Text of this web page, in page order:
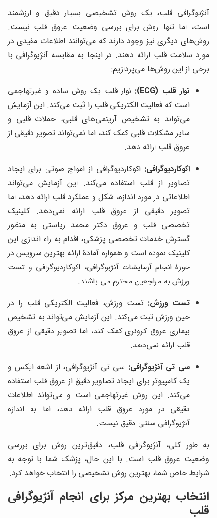
آنژیوگرافی قلب، یک روش تشخیصی بسیار دقیق و ارزشمند
است، اما تنها روش برای بررسی وضعیت عروق قلب نیست.
روش‌های دیگری نیز وجود دارند که می‌توانند اطلاعات مفیدی در
مورد سلامت قلب ارائه دهند. در اینجا به مقایسه آنژیوگرافی با
برخی از این روش‌ها می‌پردازیم:
نوار قلب (ECG):
نوار قلب یک روش ساده و غیرتهاجمی
است که فعالیت الکتریکی قلب را ثبت می‌کند. این آزمایش
می‌تواند به تشخیص آریتمی‌های قلبی، حملات قلبی و
سایر مشکلات قلبی کمک کند، اما نمی‌تواند تصویر دقیقی از
عروق قلب ارائه دهد.
اکوکاردیوگرافی: اکوکاردیوگرافی از امواج صوتی برای ایجاد
تصاویر از قلب استفاده می‌کند. این آزمایش می‌تواند
اطلاعاتی در مورد اندازه، شکل و عملکرد قلب ارائه دهد، اما
تصویر دقیقی از عروق قلب ارائه نمی‌دهد. کلینیک
تخصصی قلب و عروق دکتر محمد ریاستی به منظور
گسترش خدمات تخصصی پزشکی، اقدام به راه اندازی این
کلینیک نموده است و همواره آمادۀ ارائه بهترین سرویس در
حوزۀ انجام آزمایشات آنژیوگرافی، اکوکاردیوگرافی و تست
ورزش به مراجعین محترم می باشند.
تست ورزش: تست ورزش، فعالیت الکتریکی قلب را در
حین ورزش ثبت می‌کند. این آزمایش می‌تواند به تشخیص
بیماری عروق کرونری کمک کند، اما تصویر دقیقی از عروق
قلب ارائه نمی‌دهد.
سی تی آنژیوگرافی: سی تی آنژیوگرافی، از اشعه ایکس و
یک کامپیوتر برای ایجاد تصاویر دقیق از عروق قلب استفاده
می‌کند. این روش غیرتهاجمی است و می‌تواند اطلاعات
دقیقی در مورد عروق قلب ارائه دهد، اما به اندازه
آنژیوگرافی سنتی دقیق نیست.
به طور کلی، آنژیوگرافی قلب، دقیق‌ترین روش برای بررسی
وضعیت عروق قلب است. با این حال، پزشک شما با توجه به
شرایط خاص شما، بهترین روش تشخیصی را انتخاب خواهد کرد.
انتخاب بهترین مرکز برای انجام آنژیوگرافی
قلب